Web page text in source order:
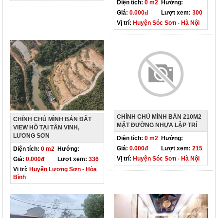
Diện tích: 0 m2 Hướng:
Giá: 0.000đ Lượt xem: 300
Vị trí: Huyện Sóc Sơn - Hà Nội
CHÍNH CHỦ MÌNH BÁN ĐẤT
VIEW HỒ TẠI TÂN VINH,
LƯƠNG SƠN
Diện tích: 0 m2 Hướng:
Giá: 0.000đ Lượt xem: 336
Vị trí: Huyện Lương Sơn - Hòa
Bình
CHÍNH CHỦ MÌNH BÁN 210M2
MẶT ĐƯỜNG NHỰA LẬP TRÍ
Diện tích: 0 m2 Hướng:
Giá: 0.000đ Lượt xem: 215
Vị trí: Huyện Sóc Sơn - Hà Nội